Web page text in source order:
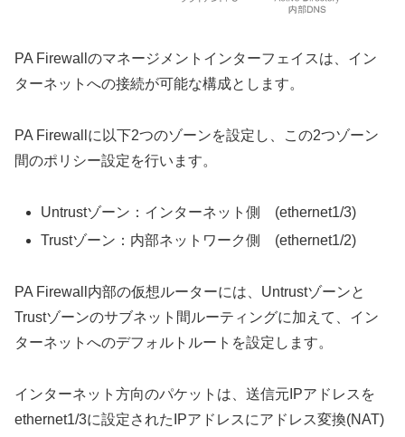
PA Firewallのマネージメントインターフェイスは、イン
ターネットへの接続が可能な構成とします。
PA Firewallに以下2つのゾーンを設定し、この2つゾーン
間のポリシー設定を行います。
Untrustゾーン：インターネット側 (ethernet1/3)
Trustゾーン：内部ネットワーク側 (ethernet1/2)
PA Firewall内部の仮想ルーターには、Untrustゾーンと
Trustゾーンのサブネット間ルーティングに加えて、イン
ターネットへのデフォルトルートを設定します。
インターネット方向のパケットは、送信元IPアドレスを
ethernet1/3に設定されたIPアドレスにアドレス変換(NAT)